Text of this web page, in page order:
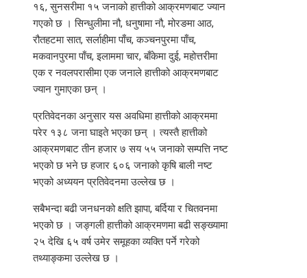
१६, सुनसरीमा १५ जनाको हात्तीको आक्रमणबाट ज्यान
गएको छ । सिन्धुलीमा नौ, धनुषामा नौ, मोरङमा आठ,
रौतहटमा सात, सर्लाहीमा पाँच, कञ्चनपुरमा पाँच,
मकवानपुरमा पाँच, इलाममा चार, बाँकेमा दुई, महोत्तरीमा
एक र नवलपरासीमा एक जनाले हात्तीको आक्रमणबाट
ज्यान गुमाएका छन् ।
प्रतिवेदनका अनुसार यस अवधिमा हात्तीको आक्रममा
परेर १३८ जना घाइते भएका छन् । त्यस्तै हात्तीको
आक्रमणबाट तीन हजार ७ सय ५५ जनाको सम्पत्ति नष्ट
भएको छ भने छ हजार ६०६ जनाको कृषि बाली नष्ट
भएको अध्ययन प्रतिवेदनमा उल्लेख छ ।
सबैभन्दा बढी जनधनको क्षति झापा, बर्दिया र चितवनमा
भएको छ । जङ्गली हात्तीको आक्रमणमा बढी सङ्ख्यामा
२५ देखि ६५ वर्ष उमेर समूहका व्यक्ति पर्ने गरेको
तथ्याङ्कमा उल्लेख छ ।